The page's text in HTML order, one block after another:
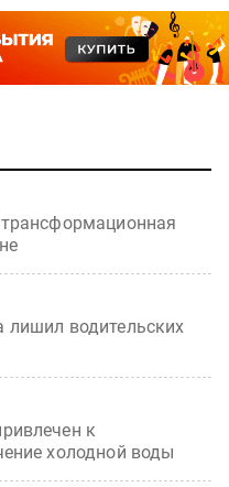
лишил водительских
к
холодной воды